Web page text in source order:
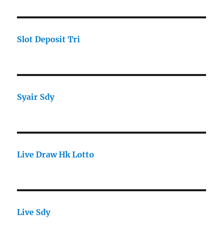
Slot Deposit Tri
Syair Sdy
Live Draw Hk Lotto
Live Sdy